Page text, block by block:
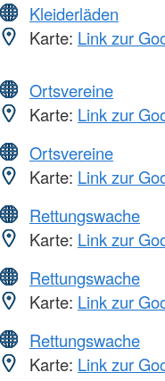
Kleiderläden
Karte: Link zur
Ortsvereine
Karte: Link zur
Ortsvereine
Karte: Link zur
Rettungswache
Karte: Link zur
Rettungswache
Karte: Link zur
Rettungswache
Karte: Link zur